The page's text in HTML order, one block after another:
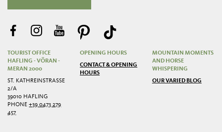
TOURIST OFFICE
HAFLING - VÖRAN -
MERAN 2000
ST. KATHREINSTRASSE 2
/A
39010 HAFLING
PHONE+39 0473 279
457
OPENING HOURS
CONTACT & OPENING
HOURS
MOUNTAIN MOMENTS
AND HORSE
WHISPERING
OUR VARIED BLOG